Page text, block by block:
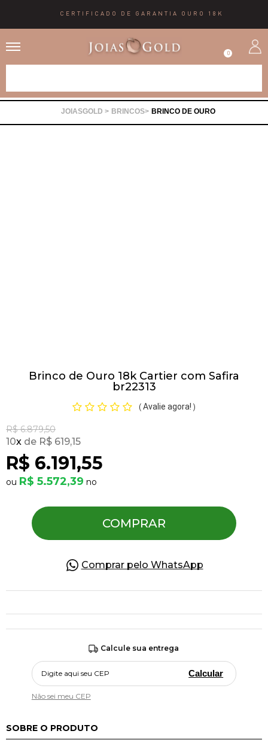
CERTIFICADO DE GARANTIA OURO 18K
0
BRINCOS BRINCO DE OURO
Brinco de Ouro 18k Cartier com Safira
br22313
( Avalie agora! )
R$ 6.879,50
R$ 6.191,55
10x R$ 619,15
R$ 5.572,39
COMPRAR
Comprar pelo WhatsApp
Calcule sua entrega
Calcular
Não sei meu CEP
SOBRE O PRODUTO
Pedras Preciosas
OFERTAS